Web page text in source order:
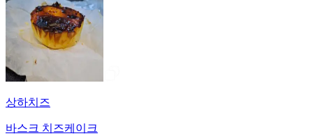
상하치즈
바스크 치즈케이크